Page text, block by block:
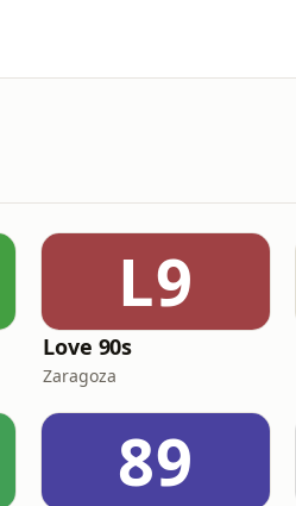
L9
Love 90s
Zaragoza
89